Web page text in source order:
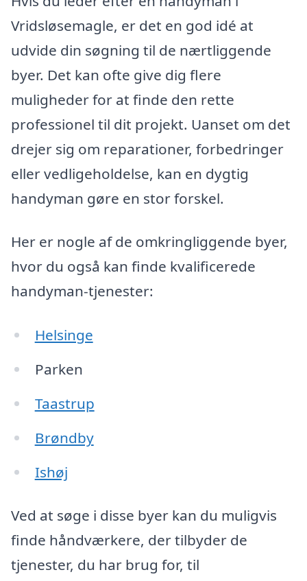
Vridsløsemagle, er det en god idé at
udvide din søgning til de nærtliggende
byer. Det kan ofte give dig flere
muligheder for at finde den rette
professionel til dit projekt. Uanset om det
drejer sig om reparationer, forbedringer
eller vedligeholdelse, kan en dygtig
handyman gøre en stor forskel.
Her er nogle af de omkringliggende byer,
hvor du også kan finde kvalificerede
handyman-tjenester:
Helsinge
Parken
Taastrup
Brøndby
Ishøj
Ved at søge i disse byer kan du muligvis
finde håndværkere, der tilbyder de
tjenester, du har brug for, til